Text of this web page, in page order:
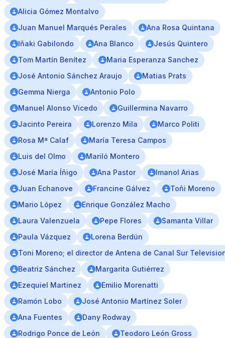
Alicia Gómez Montalvo
Juan Manuel Marqués Perales
Ana Rosa Quintana
Iñaki Gabilondo
Ana Blanco
Jesús Quintero
Tom Martín Benítez
Maria Esperanza Sanchez
José Antonio Sánchez Araujo
Matias Prats
Gemma Nierga
Antonio Polo
Manuel Alonso Vicedo
Guillermina Navarro
Jacinto Pereira
Lorenzo Mila
Marco Politi
Rosa Mª Calaf
María Teresa Campos
Luis del Olmo
Mariló Montero
José María Íñigo
Ana Pastor
Imanol Arias
Juan Echanove
Francine Gálvez
Toñi Moreno
Mario López
Enrique González Macho
Laura Valenzuela
Pepe Flores
Samanta Villar
Paula Vázquez
Lorena Berdún
Toni Moreno; el director de Antena de Canal Sur
Beatriz Sánchez
Margarita Gutiérrez
Ezequiel Martinez
Emilio Morenatti
Ramón Lobo
José Antonio Martínez Soler
Ana Fuentes
Dany Rodway
Rodrigo Ponce de León
Teodoro León Gross